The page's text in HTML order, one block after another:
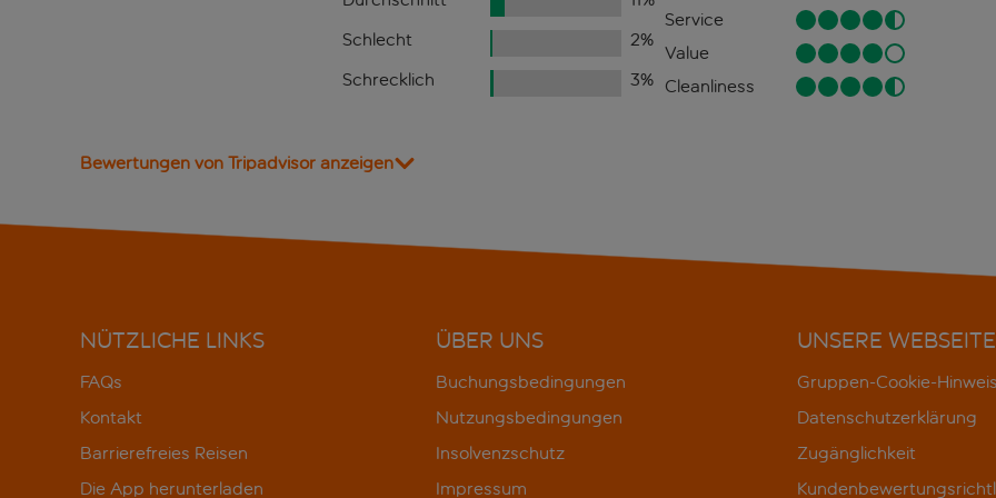
Schlecht
2%
Schrecklich
3%
Service
Value
Cleanliness
Bewertungen von Tripadvisor anzeigen
NÜTZLICHE LINKS
FAQs
Kontakt
Barrierefreies Reisen
Die App herunterladen
ÜBER UNS
Buchungsbedingungen
Nutzungsbedingungen
Insolvenzschutz
Impressum
UNSERE WEBSEITE
Gruppen-Cookie-Hinweis
Datenschutzerklärung
Zugänglichkeit